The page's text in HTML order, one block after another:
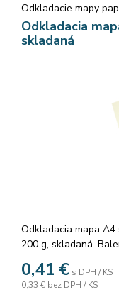
Odkladacie mapy
Odkladacia
skladaná
Odkladacia mapa
200 g, skladaná.
0,41 € s DPH / KS
0,33 € bez DPH / KS